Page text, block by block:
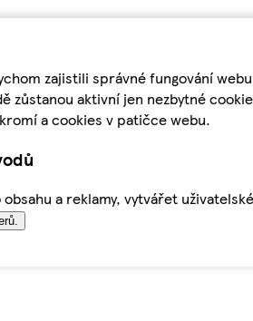
zajistili správné fungování
zůstanou aktivní jen nezbytné
a cookies v patičce webu.
a reklamy, vytvářet